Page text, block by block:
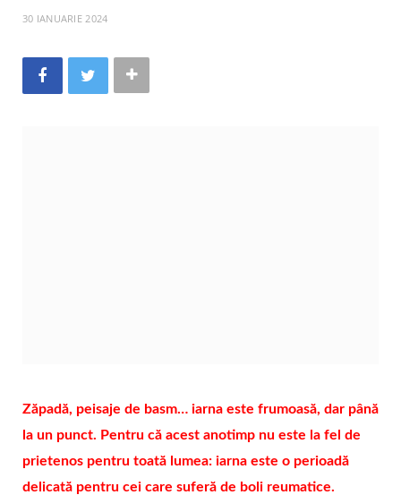
30 IANUARIE 2024
Zăpadă, peisaje de basm… iarna este frumoasă, dar până
la un punct. Pentru că acest anotimp nu este la fel de
prietenos pentru toată lumea: iarna este o perioadă
delicată pentru cei care suferă de boli reumatice.